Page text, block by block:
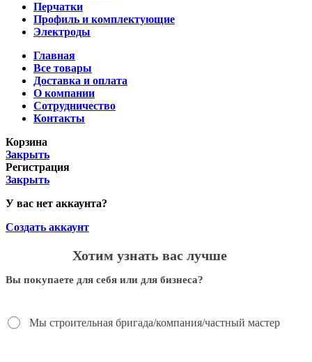
Перчатки
Профиль и комплектующие
Электроды
Главная
Все товары
Доставка и оплата
О компании
Сотрудничество
Контакты
Корзина
Закрыть
Регистрация
Закрыть
У вас нет аккаунта?
Создать аккаунт
Хотим узнать вас лучше
Вы покупаете для себя или для бизнеса?
Мы строительная бригада/компания/частный мастер